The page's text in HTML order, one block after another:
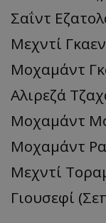
Σαΐντ
Μεχντί
Μοχαμάντ
Αλιρεζά
Μοχαμάντ
Μοχαμάντ
Μεχντί
Γιουσεφί